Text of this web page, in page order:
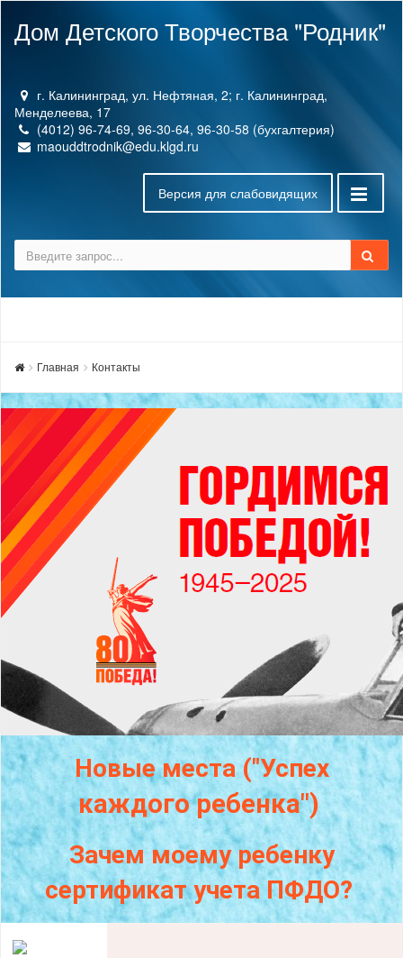
Дом Детского Творчества "Родник"
г. Калининград, ул. Нефтяная, 2; г. Калининград,
Менделеева, 17
(4012) 96-74-69, 96-30-64, 96-30-58 (бухгалтерия)
maouddtrodnik@edu.klgd.ru
Версия для слабовидящих
Главная Контакты
Новые места ("Успех
каждогоребенка")
Зачем моему ребенку
сертификат учета ПФДО?